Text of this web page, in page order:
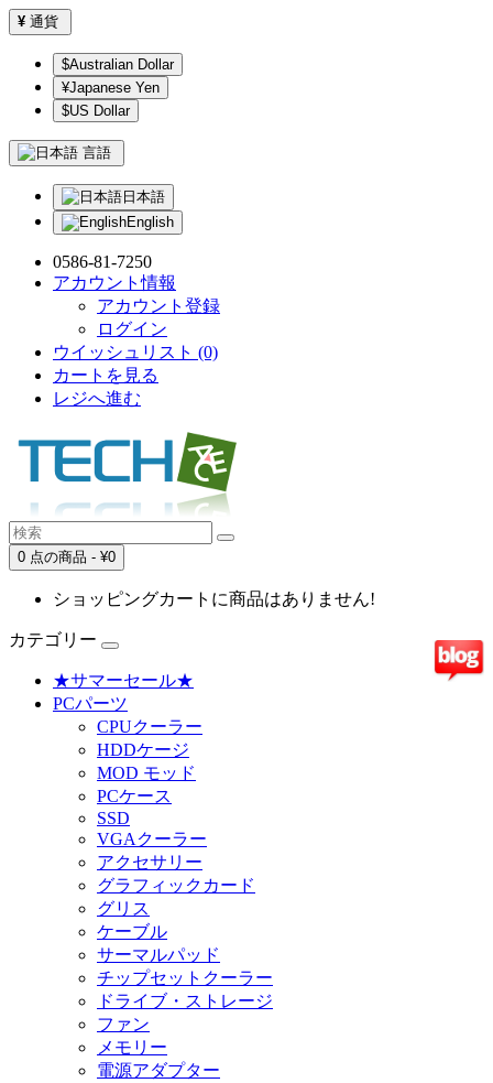
¥ 通貨
$Australian Dollar
¥Japanese Yen
$US Dollar
言語
日本語
English
0586-81-7250
アカウント情報
アカウント登録
ログイン
ウイッシュリスト (0)
カートを見る
レジへ進む
0 点の商品 - ¥0
ショッピングカートに商品はありません!
カテゴリー
★サマーセール★
PCパーツ
CPUクーラー
HDDケージ
MOD モッド
PCケース
SSD
VGAクーラー
アクセサリー
グラフィックカード
グリス
ケーブル
サーマルパッド
チップセットクーラー
ドライブ・ストレージ
ファン
メモリー
電源アダプター